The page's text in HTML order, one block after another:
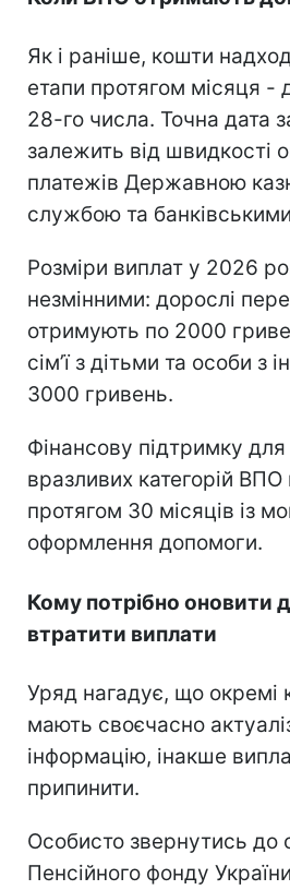
Як і раніше, кошти
етапи протягом місяця -
28-го числа. Точна дата
залежить від швидкості
платежів Державною
службою та
Розміри виплат у 2026
незмінними: дорослі
отримують по 2000
сімʼї з дітьми та особи з
3000 гривень.
Фінансову підтримку
вразливих категорій
протягом 30 місяців із
оформлення допомоги.
Кому потрібно оновити
втратити виплати
Уряд нагадує, що окремі
мають своєчасно
інформацію, інакше
припинити.
Особисто звернутись до
Пенсійного фонду